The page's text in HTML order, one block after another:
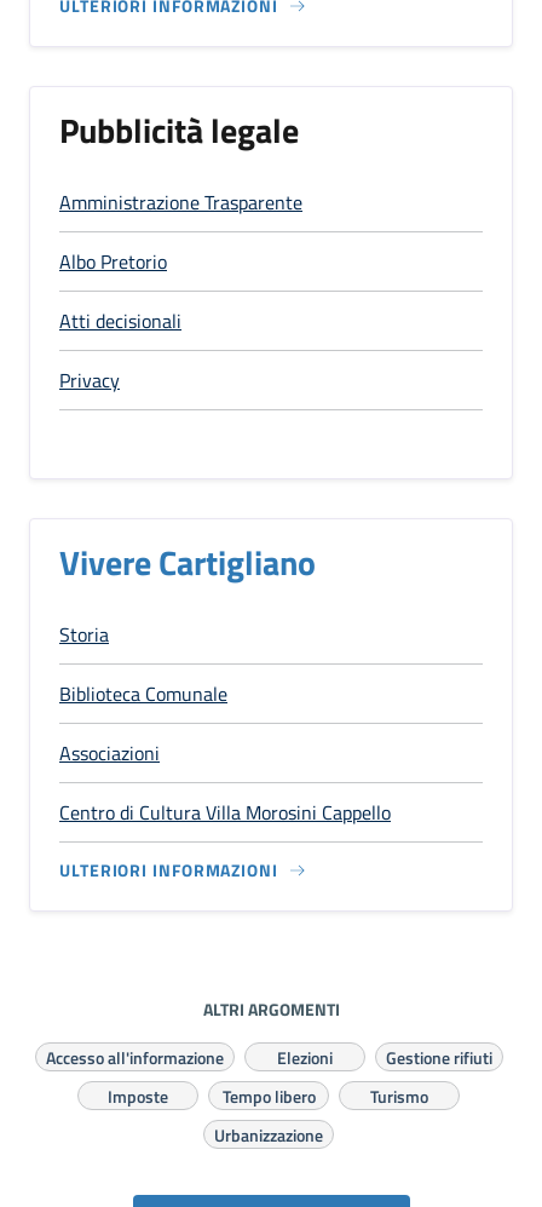
ULTERIORI INFORMAZIONI
Pubblicità legale
Amministrazione Trasparente
Albo Pretorio
Atti decisionali
Privacy
Vivere Cartigliano
Storia
Biblioteca Comunale
Associazioni
Centro di Cultura Villa Morosini Cappello
ULTERIORI INFORMAZIONI
ALTRI ARGOMENTI
Accesso all'informazione
Elezioni
Gestione rifiuti
Imposte
Tempo libero
Turismo
Urbanizzazione